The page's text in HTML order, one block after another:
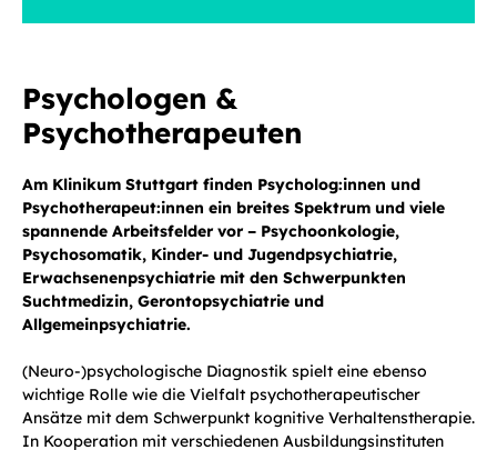
Psychologen &
Psychotherapeuten
Am Klinikum Stuttgart finden Psycholog:innen und
Psychotherapeut:innen ein breites Spektrum und viele
spannende Arbeitsfelder vor – Psychoonkologie,
Psychosomatik, Kinder- und Jugendpsychiatrie,
Erwachsenenpsychiatrie mit den Schwerpunkten
Suchtmedizin, Gerontopsychiatrie und
Allgemeinpsychiatrie.
(Neuro-)psychologische Diagnostik spielt eine ebenso
wichtige Rolle wie die Vielfalt psychotherapeutischer
Ansätze mit dem Schwerpunkt kognitive Verhaltenstherapie.
In Kooperation mit verschiedenen Ausbildungsinstituten